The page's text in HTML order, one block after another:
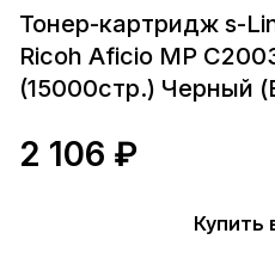
Тонер-картридж s-
Ricoh Aficio MP
(15000стр.) Черный
2 106 ₽
Купить